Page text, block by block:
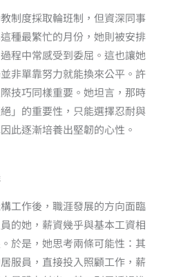
制度採取輪班制，但資深同事
種最繁忙的月份，她則被安排
程中常感受到委屈。這也讓她
非單靠努力就能換來公平。許
技巧同樣重要。她坦言，那時
」的重要性，只能選擇忍耐與
此逐漸培養出堅韌的心性。
工作後，職涯發展的方向面臨
的她，薪資幾乎與基本工資相
於是，她思考兩條可能性：其
服員，直接投入照顧工作，薪